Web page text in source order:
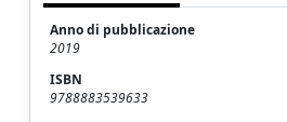
Anno di pubblicazione
2019
ISBN
9788883539633